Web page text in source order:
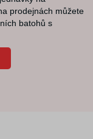
prodejnách můžete
batohů s